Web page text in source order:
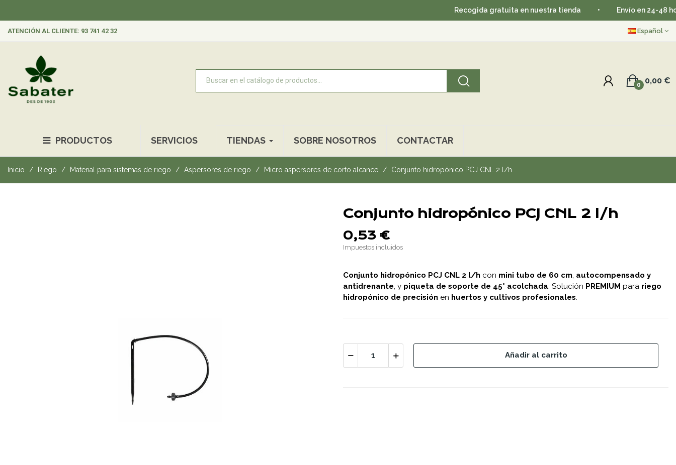
Recogida gratuita en nuestra tienda • Envío en 24-48 horas
ATENCIÓN AL CLIENTE: 93 741 42 32 Español
0,00 €
0
PRODUCTOS SERVICIOS TIENDAS SOBRE NOSOTROS CONTACTAR
Inicio Riego Material para sistemas de riego Aspersores de riego Micro aspersores de corto alcance Conjunto hidropónico PCJ CNL 2 l/h
Conjunto hidropónico PCJ CNL 2 l/h
0,53 €
Impuestos incluidos
Conjunto hidropónico PCJ CNL 2 l/h con mini tubo de 60 cm, autocompensado y
antidrenante, y piqueta de soporte de 45° acolchada. Solución PREMIUM para riego
hidropónico de precisión en huertos y cultivos profesionales.
Añadir al carrito